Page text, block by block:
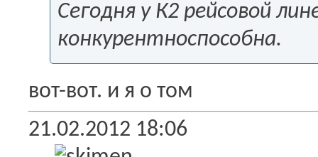
Сегодня у К2 рейсовой
конкурентноспособна.
вот-вот. и я о том
21.02.2012 18:06